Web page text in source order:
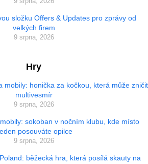
složku Offers & Updates pro zprávy od
velkých firem
9 srpna, 2026
Hry
mobily: honička za kočkou, která může zničit
multivesmír
9 srpna, 2026
sokoban v nočním klubu, kde místo
posouváte opilce
9 srpna, 2026
běžecká hra, která posílá skauty na